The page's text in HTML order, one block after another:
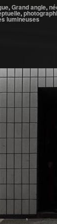
,Grand angle,
,
lumineuses